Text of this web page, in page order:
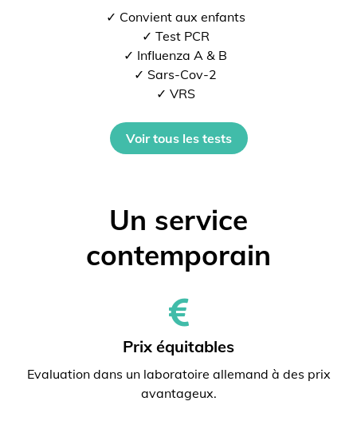
✓ Convient aux enfants
✓ Test PCR
✓ Influenza A & B
✓ Sars-Cov-2
✓ VRS
Voir tous les tests
Un service
contemporain
Prix ​​équitables
Evaluation dans un laboratoire allemand à des prix
avantageux.